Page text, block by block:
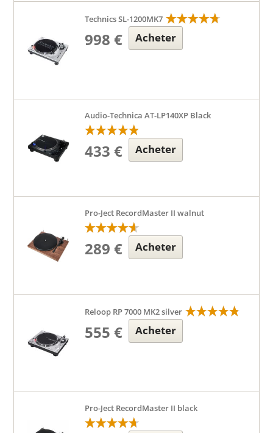
Technics SL-1200MK7
998 € Acheter
Audio-Technica AT-LP140XP Black
433 € Acheter
Pro-Ject RecordMaster II walnut
289 € Acheter
Reloop RP 7000 MK2 silver
555 € Acheter
Pro-Ject RecordMaster II black